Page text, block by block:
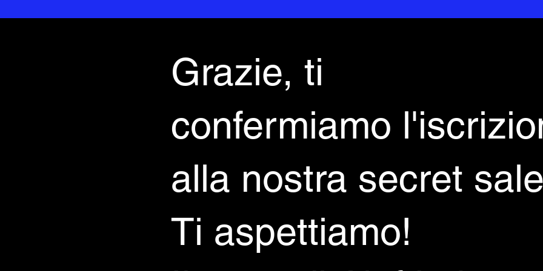
Grazie, ti
confermiamo
alla nostra secret
Ti aspettiamo!